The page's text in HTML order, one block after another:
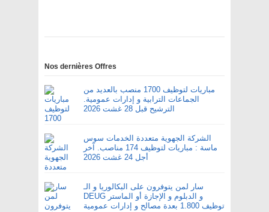
Nos dernières Offres
مباريات لتوظيف 1700 منصب بالعديد من
الجماعات الترابية و إدارات عمومية.
الترشيح قبل 28 غشت 2026
الشركة الجهوية متعددة الخدمات سوس
ماسة : مباريات لتوظيف 174 مناصب. آخر
أجل 24 غشت 2026
سار لمن يتوفرون على البكالوريا و الـ
DEUG و الدبلوم و الإجازة أو الماستر
توظيف 1.800 بعدة مصالح و إدارات عمومية